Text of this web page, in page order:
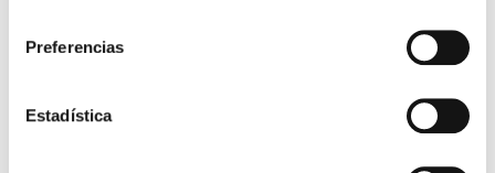
Preferencias
Estadística